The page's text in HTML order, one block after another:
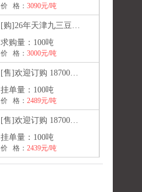
价 格： 3090元/吨
[购]26年天津九三豆粕现货
求购量： 100吨
价 格： 3000元/吨
[售]欢迎订购 18700849052
挂单量： 100吨
价 格： 2489元/吨
[售]欢迎订购 18700849052
挂单量： 100吨
价 格： 2439元/吨